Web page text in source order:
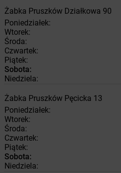
Żabka Pruszków Działkowa 90
Poniedziałek:
Wtorek:
Środa:
Czwartek:
Piątek:
Sobota:
Niedziela:
Żabka Pruszków Pęcicka 13
Poniedziałek:
Wtorek:
Środa:
Czwartek:
Piątek:
Sobota:
Niedziela: